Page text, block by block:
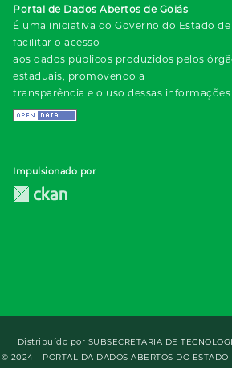
Portal de Dados Abertos de Goiás
É uma iniciativa do Governo do Estado
facilitar o acesso
aos dados públicos produzidos pelos
estaduais, promovendo a
transparência e o uso dessas
Impulsionado por
Distribuído por SUBSECRETARIA DE
© 2024 - PORTAL DA DADOS ABERTOS DO